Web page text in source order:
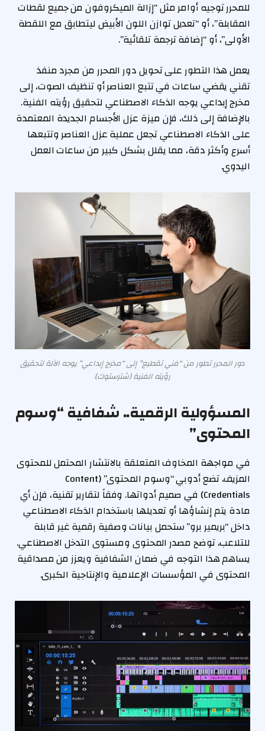
للمحرر توجيه أوامر مثل “إزالة الميكروفون من جميع لقطات
المقابلة”، أو “تعديل توازن اللون الأبيض ليتطابق مع اللقطة
الأولى”، أو “إضافة ترجمة تلقائية”.
يعمل هذا التطور على تحويل دور المحرر من مجرد منفذ
تقني يقضي ساعات في تتبع العناصر أو تنظيف الصوت، إلى
مخرج إبداعي يوجه الذكاء الاصطناعي لتحقيق رؤيته الفنية.
بالإضافة إلى ذلك، فإن ميزة عزل الأجسام الجديدة المعتمدة
على الذكاء الاصطناعي تجعل عملية عزل العناصر وتتبعها
أسرع وأكثر دقة، مما يقلل بشكل كبير من ساعات العمل
اليدوي.
دور المحرر تطور من “فني تقطيع” إلى “مخرج إبداعي” يوجه الآلة لتحقيق
رؤيته الفنية (شترستوك)
المسؤولية الرقمية.. شفافية “وسوم
المحتوى”
في مواجهة المخاوف المتعلقة بالانتشار المحتمل للمحتوى
المزيف، تضع أدوبي “وسوم المحتوى” (Content
Credentials) في صميم أدواتها. وفقاً لتقارير تقنية، فإن أي
مادة يتم إنشاؤها أو تعديلها باستخدام الذكاء الاصطناعي
داخل “بريمير برو” ستحمل بيانات وصفية رقمية غير قابلة
للتلاعب، توضح مصدر المحتوى ومستوى التدخل الاصطناعي.
يساهم هذا التوجه في ضمان الشفافية ويعزز من مصداقية
المحتوى في المؤسسات الإعلامية والإنتاجية الكبرى.